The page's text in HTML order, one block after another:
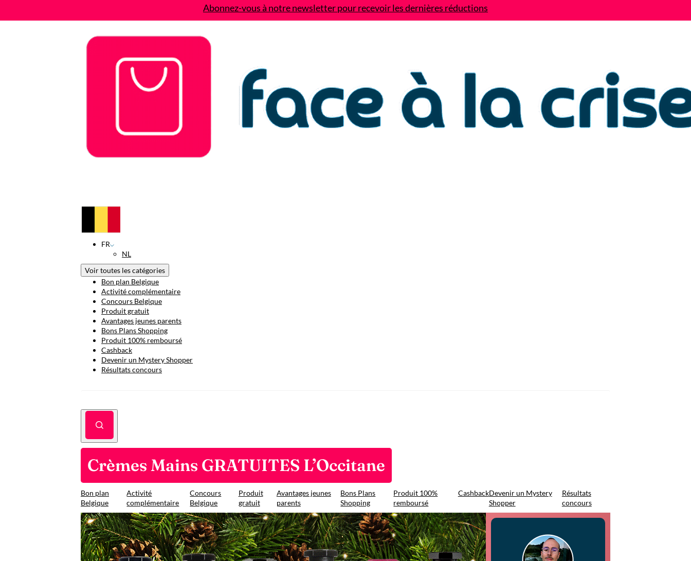
Abonnez-vous à notre newsletter pour recevoir les dernières réductions
FR
NL
Voir toutes les catégories
Bon plan Belgique
Activité complémentaire
Concours Belgique
Produit gratuit
Avantages jeunes parents
Bons Plans Shopping
Produit 100% remboursé
Cashback
Devenir un Mystery Shopper
Résultats concours
Crèmes Mains GRATUITES L’Occitane
Bon plan
Belgique
Activité
complémentaire
Concours
Belgique
Produit
gratuit
Avantages jeunes
parents
Bons Plans
Shopping
Produit 100%
remboursé
CashbackDevenir un Mystery
Shopper
Résultats
concours